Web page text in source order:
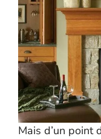
Mais d’un point